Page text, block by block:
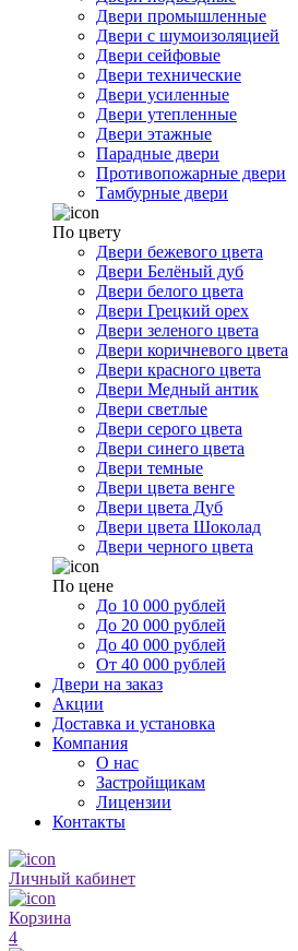
Двери промышленные
Двери с шумоизоляцией
Двери сейфовые
Двери технические
Двери усиленные
Двери утепленные
Двери этажные
Парадные двери
Противопожарные двери
Тамбурные двери
По цвету
Двери бежевого цвета
Двери Белёный дуб
Двери белого цвета
Двери Грецкий орех
Двери зеленого цвета
Двери коричневого цвета
Двери красного цвета
Двери Медный антик
Двери светлые
Двери серого цвета
Двери синего цвета
Двери темные
Двери цвета венге
Двери цвета Дуб
Двери цвета Шоколад
Двери черного цвета
По цене
До 10 000 рублей
До 20 000 рублей
До 40 000 рублей
От 40 000 рублей
Двери на заказ
Акции
Доставка и установка
Компания
О нас
Застройщикам
Лицензии
Контакты
Личный кабинет
Корзина
4